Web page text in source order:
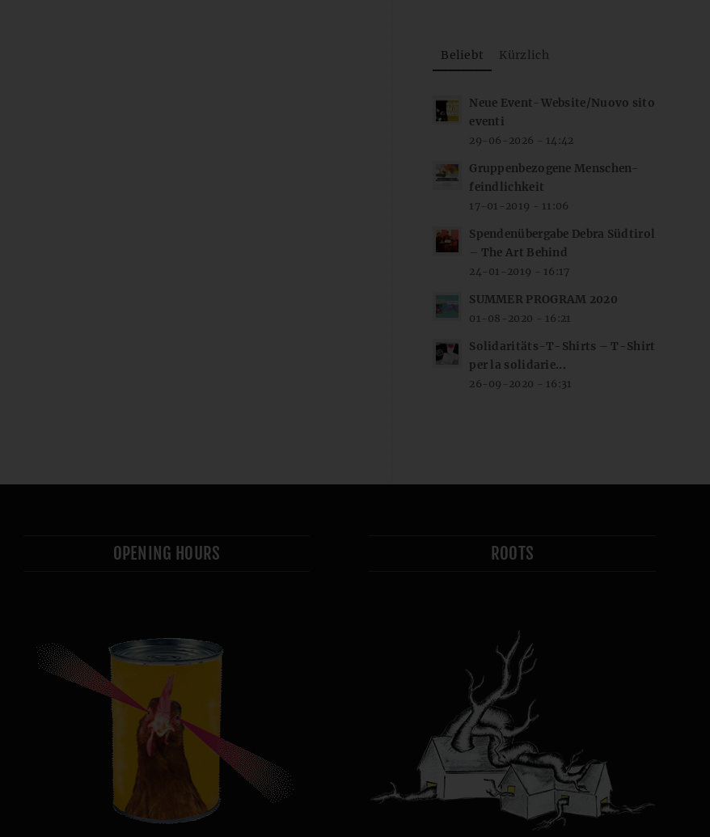
Beliebt Kürzlich
Neue Event-Website/Nuovo sito
eventi
29-06-2026 - 14:42
Gruppenbezogene Menschen-
feindlichkeit
17-01-2019 - 11:06
Spendenübergabe Debra Südtirol
– The Art Behind
24-01-2019 - 16:17
SUMMER PROGRAM 2020
01-08-2020 - 16:21
Solidaritäts-T-Shirts – T-Shirt
per la solidarie...
26-09-2020 - 16:31
OPENING HOURS ROOTS